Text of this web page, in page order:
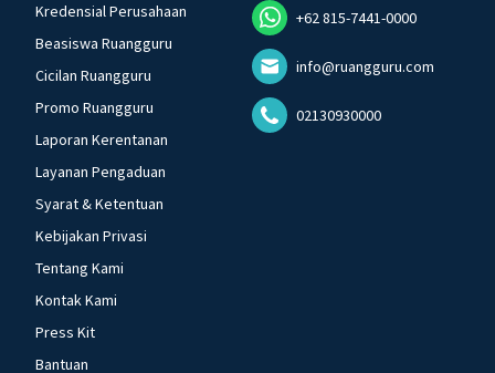
Kredensial Perusahaan
Beasiswa Ruangguru
Cicilan Ruangguru
Promo Ruangguru
Laporan Kerentanan
Layanan Pengaduan
Syarat & Ketentuan
Kebijakan Privasi
Tentang Kami
Kontak Kami
Press Kit
Bantuan
+62 815-7441-0000
info@ruangguru.com
02130930000